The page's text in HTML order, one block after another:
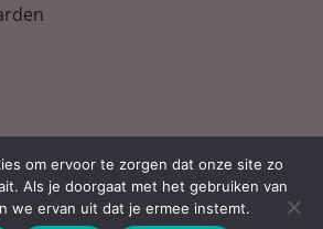
om ervoor te zorgen dat onze site zo
Als je doorgaat met het gebruiken van
we ervan uit dat je ermee instemt.